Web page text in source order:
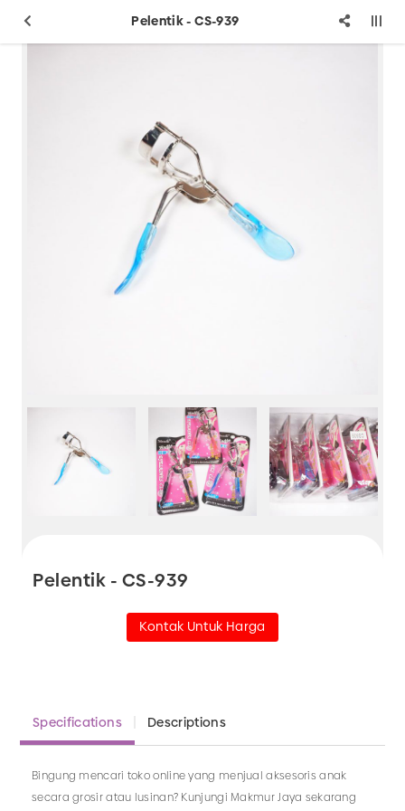
Pelentik - CS-939
Pelentik - CS-939
Kontak Untuk Harga
Specifications Descriptions
Bingung mencari toko online yang menjual aksesoris anak
secara grosir atau lusinan? Kunjungi Makmur Jaya sekarang